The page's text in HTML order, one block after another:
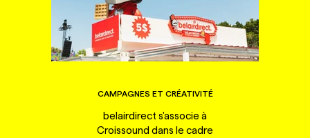
CAMPAGNES ET CRÉATIVITÉ
belairdirect s'associe à
Croissound dans le cadre